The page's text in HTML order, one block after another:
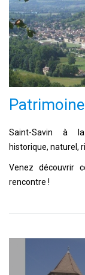
Saint-Savin à
historique, naturel,
Venez découvrir
rencontre !